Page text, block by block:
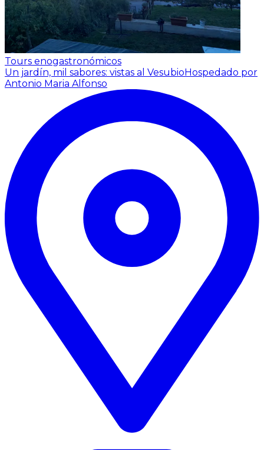
Tours enogastronómicos
Un jardín, mil sabores: vistas al VesubioHospedado por
Antonio Maria Alfonso